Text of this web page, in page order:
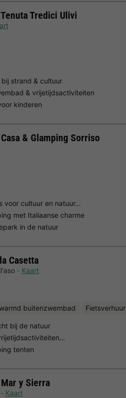
Tredici Ulivi
strand & cultuur
& vrijetijdsactiviteiten
kinderen
& Glamping Sorriso
voor cultuur en natuur…
met Italiaanse charme
in de natuur
Casetta
Kaart
buitenzwembad Fietsverhuur
bij de natuur
tenten
y Sierra
Kaart